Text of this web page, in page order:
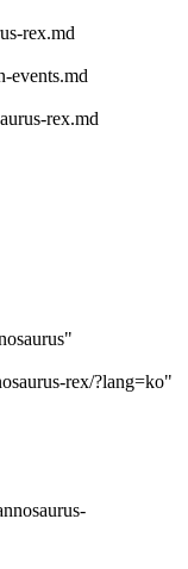
rex.md
events.md
rex.md
rex/?lang=ko"